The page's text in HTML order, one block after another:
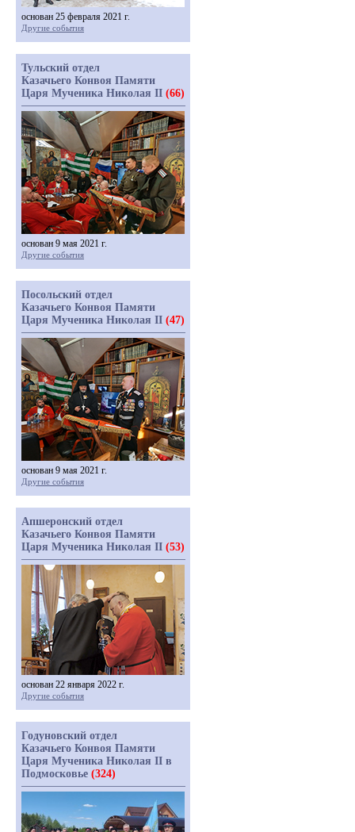
основан 25 февраля 2021 г.
Другие события
Тульский отдел
Казачьего Конвоя Памяти
Царя Мученика Николая II (66)
основан 9 мая 2021 г.
Другие события
Посольский отдел
Казачьего Конвоя Памяти
Царя Мученика Николая II (47)
основан 9 мая 2021 г.
Другие события
Апшеронский отдел
Казачьего Конвоя Памяти
Царя Мученика Николая II (53)
основан 22 января 2022 г.
Другие события
Годуновский отдел
Казачьего Конвоя Памяти
Царя Мученика Николая II в
Подмосковье (324)